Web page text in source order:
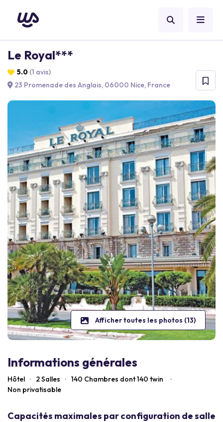
Le Royal***
5.0 (1 avis)
23 Promenade des Anglais, 06000 Nice, France
Afficher toutes les photos (13)
Informations générales
Hôtel · 2 Salles · 140 Chambres dont 140 twin
·
Non privatisable
Capacités maximales par configuration de salle